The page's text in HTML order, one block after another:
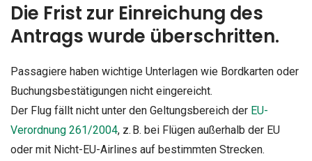
Die Frist zur Einreichung des
Antrags wurde überschritten.
Passagiere haben wichtige Unterlagen wie Bordkarten oder
Buchungsbestätigungen nicht eingereicht.
Der Flug fällt nicht unter den Geltungsbereich der EU-
Verordnung 261/2004, z. B. bei Flügen außerhalb der EU
oder mit Nicht-EU-Airlines auf bestimmten Strecken.